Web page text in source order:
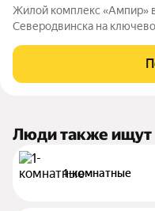
Жилой комплекс «Ампир»
Северодвинска на ключевой городской магистрали. Эта дорога
предприятием АО «ПО
стране. Концепция
Люди также ищут
1-комнатные